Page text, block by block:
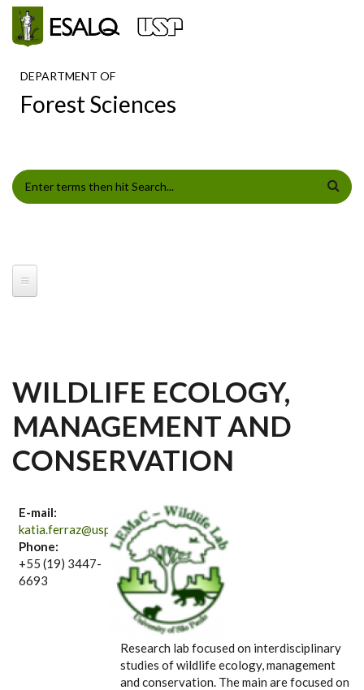
Skip to main content
DEPARTMENT OF
Forest Sciences
SEARCH FORM
WILDLIFE ECOLOGY,
MANAGEMENT AND
CONSERVATION
E-mail:
katia.ferraz@usp.br
Phone:
+55 (19) 3447-
6693
Research lab focused on interdisciplinary
studies of wildlife ecology, management
and conservation. The main are focused on